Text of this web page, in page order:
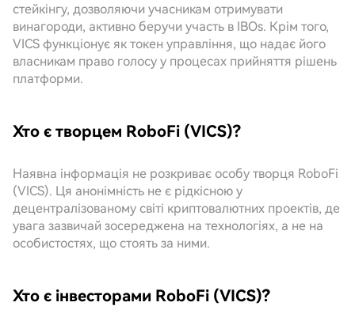
стейкінгу, дозволяючи учасникам отримувати
винагороди, активно беручи участь в IBOs. Крім того,
VICS функціонує як токен управління, що надає його
власникам право голосу у процесах прийняття рішень
платформи.
Хто є творцем RoboFi (VICS)?
Наявна інформація не розкриває особу творця RoboFi
(VICS). Ця анонімність не є рідкісною у
децентралізованому світі криптовалютних проектів, де
увага зазвичай зосереджена на технологіях, а не на
особистостях, що стоять за ними.
Хто є інвесторами RoboFi (VICS)?